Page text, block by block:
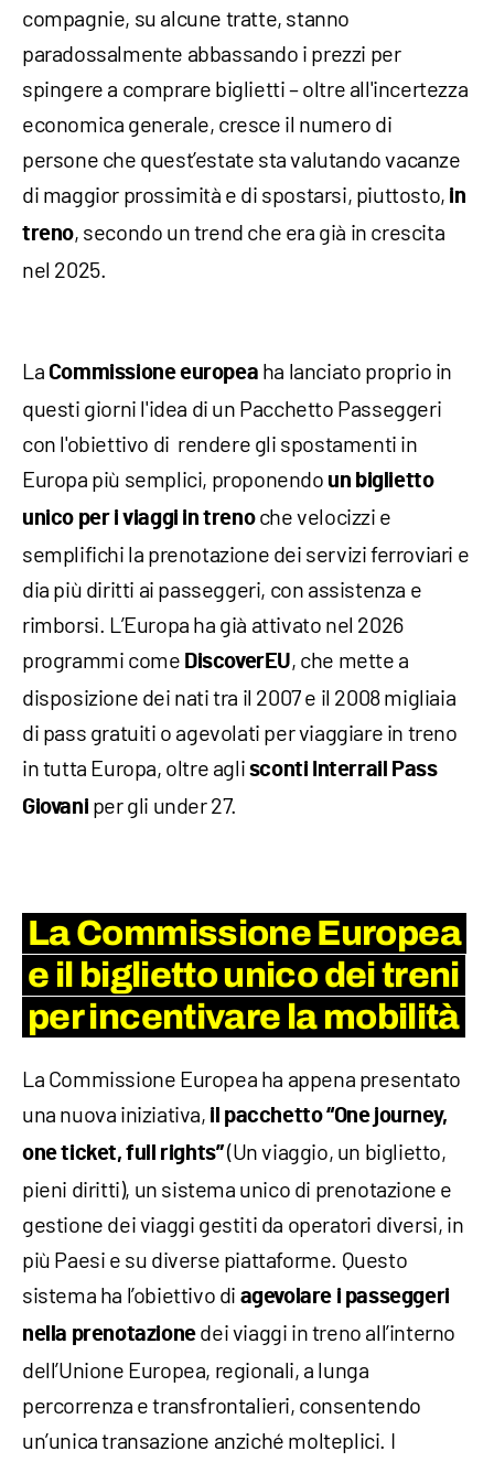
compagnie, su alcune tratte, stanno
paradossalmente abbassando i prezzi per
spingere a comprare biglietti – oltre all'incertezza
economica generale, cresce il numero di
persone che quest’estate sta valutando vacanze
di maggior prossimità e di spostarsi, piuttosto, in
treno, secondo un trend che era già in crescita
nel 2025.
La Commissione europea ha lanciato proprio in
questi giorni l'idea di un Pacchetto Passeggeri
con l'obiettivo di rendere gli spostamenti in
Europa più semplici, proponendo un biglietto
unico per i viaggi in trenoche velocizzi e
semplifichi la prenotazione dei servizi ferroviari e
dia più diritti ai passeggeri, con assistenza e
rimborsi. L’Europa ha già attivato nel 2026
programmi come DiscoverEU, che mette a
disposizione dei nati tra il 2007 e il 2008 migliaia
di pass gratuiti o agevolati per viaggiare in treno
in tutta Europa, oltre agli sconti Interrail Pass
Giovani per gli under 27.
La Commissione Europea
e il biglietto unico dei treni
per incentivare la mobilità
La Commissione Europea ha appena presentato
una nuova iniziativa, il pacchetto “One journey,
one ticket, full rights”(Un viaggio, un biglietto,
pieni diritti), un sistema unico di prenotazione e
gestione dei viaggi gestiti da operatori diversi, in
più Paesi e su diverse piattaforme. Questo
sistema ha l’obiettivo di agevolare i passeggeri
nella prenotazione dei viaggi in treno all’interno
dell’Unione Europea, regionali, a lunga
percorrenza e transfrontalieri, consentendo
un’unica transazione anziché molteplici. I